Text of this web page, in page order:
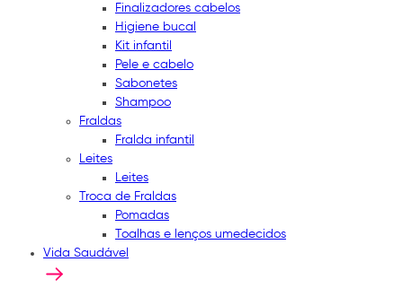
Finalizadores cabelos
Higiene bucal
Kit infantil
Pele e cabelo
Sabonetes
Shampoo
Fraldas
Fralda infantil
Leites
Leites
Troca de Fraldas
Pomadas
Toalhas e lenços umedecidos
Vida Saudável